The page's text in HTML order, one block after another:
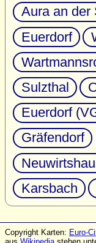
Aura an der
Euerdorf
Sulzthal
Euerdorf
Gräfendorf
Karsbach
Copyright Karten: Euro-